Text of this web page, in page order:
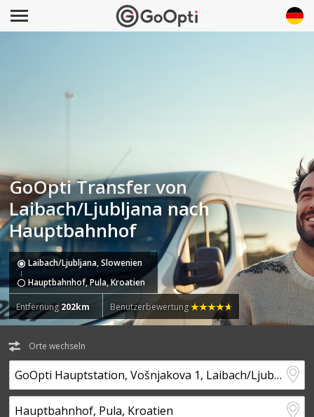
GoOpti Transfer von
Laibach/Ljubljana nach
Hauptbahnhof
Laibach/Ljubljana, Slowenien
Hauptbahnhof, Pula, Kroatien
Entfernung 202km Benutzerbewertung
Orte wechseln